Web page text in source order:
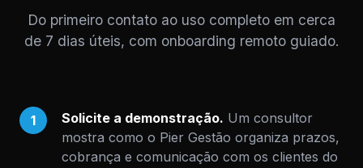
Do primeiro contato ao uso completo em cerca
de 7 dias úteis, com onboarding remoto guiado.
1 Solicite a demonstração. Um consultor
mostra como o Pier Gestão organiza prazos,
cobrança e comunicação com os clientes do